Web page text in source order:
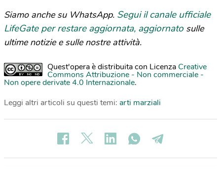
Siamo anche su WhatsApp. Segui il canale ufficiale
LifeGate per restare aggiornata, aggiornato sulle
ultime notizie e sulle nostre attività.
Quest'opera è distribuita con Licenza Creative
Commons Attribuzione - Non commerciale -
Non opere derivate 4.0 Internazionale.
Leggi altri articoli su questi temi: arti marziali